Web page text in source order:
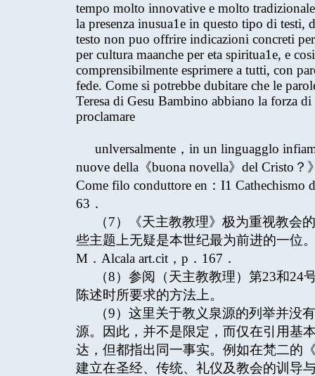
tempo molto innovative e molto
la presenza inusua1e in questo tipo di testi,
testo non puo offrire indicazioni concreti
per cultura maanche per eta spiritua1e, e
comprensibilmente esprimere a tutti, con
fede. Come si potrebbe dubitare che le
Teresa di Gesu Bambino abbiano la forza
proclamare
unlversalmente，in un linguagglo
nuove della《buona novella》del Cristo
Come filo conduttore en：I1
63．
（7）《天主教教理》极为重视教会
些主题上无疑是本世纪最为前进的一位
M．Alcala art.cit，p．167．
（8）参阅（天主教教理）第23和
陈述时所要求的方法上。
（9）这里关于教义泉源的列举并没
源。因此，并不是限定，而仅在引用基
达，但都指出同一事实。例如在梵二的
建立在圣经、传统、礼仪及教会的训导